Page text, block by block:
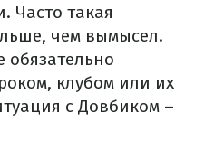
Часто такая
чем вымысел.
обязательно
клубом или их
с Довбиком –